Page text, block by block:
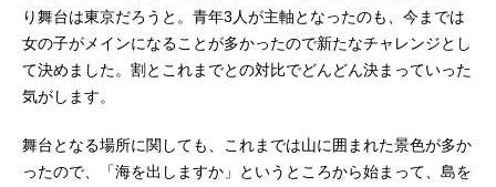
り舞台は東京だろうと。青年3人が主軸となったのも、今までは
女の子がメインになることが多かったので新たなチャレンジとし
て決めました。割とこれまでとの対比でどんどん決まっていった
気がします。
舞台となる場所に関しても、これまでは山に囲まれた景色が多か
ったので、「海を出しますか」というところから始まって、島を